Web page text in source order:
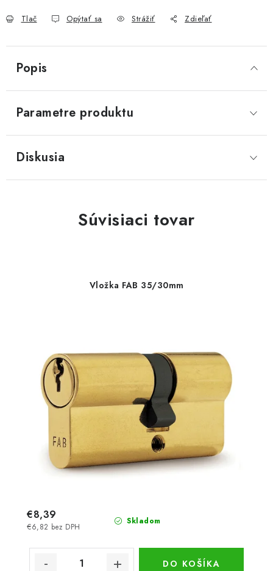
Tlač Opýtať sa Strážiť Zdieľať
Popis
Parametre produktu
Diskusia
Súvisiaci tovar
Vložka FAB 35/30mm
Skladom
€6,82 bez DPH
€8,39
DO KOŠÍKA